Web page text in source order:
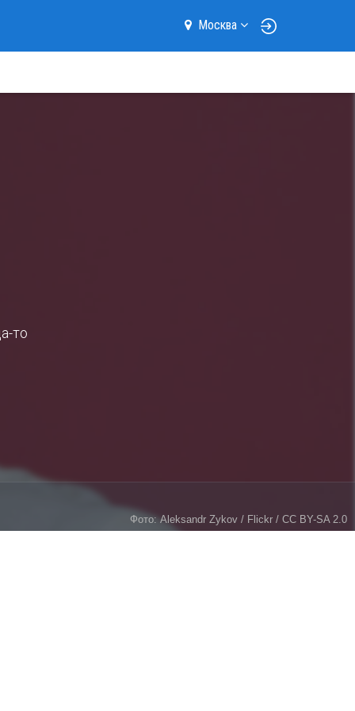
Москва
то
Фото: Aleksandr Zykov / Flickr / CC BY-SA 2.0